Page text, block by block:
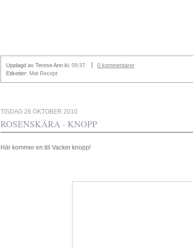
Upplagd av Terese Ann kl. 09:37
0 kommentarer
Etiketter: Mat Recept
TISDAG 26 OKTOBER 2010
ROSENSKÄRA - KNOPP
Här kommer en till Vacker knopp!